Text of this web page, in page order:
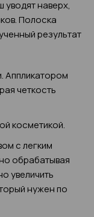
уводят наверх,
Полоска
результат
Аппликатором
четкость
косметикой.
с легким
обрабатывая
увеличить
нужен по